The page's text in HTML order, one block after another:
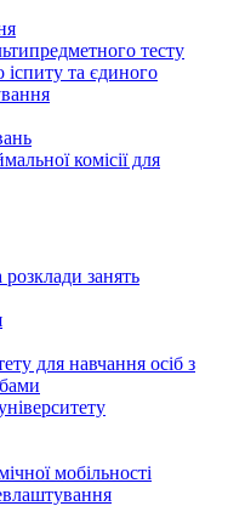
тесту
та єдиного
комісії для
розклади занять
для навчання осіб з
мобільності